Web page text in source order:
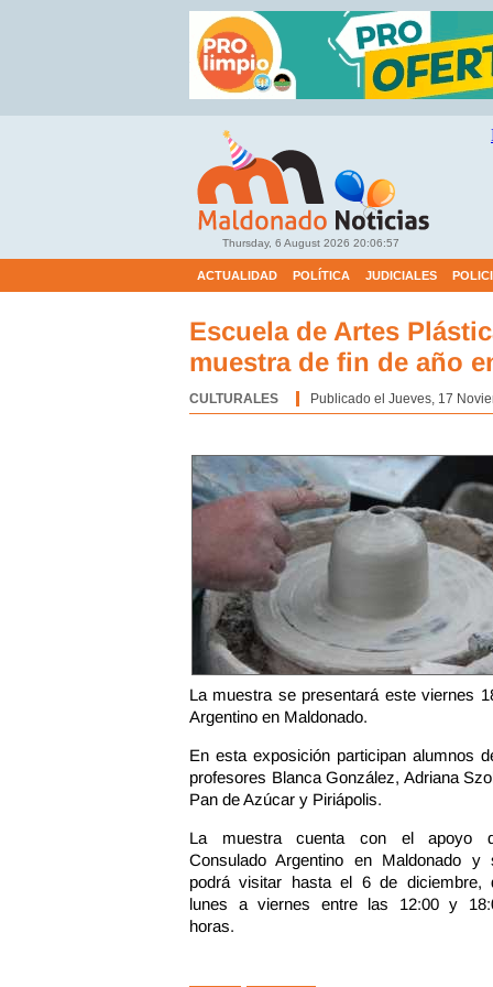
Thursday, 6 August 2026 20:06:58
ACTUALIDAD POLÍTICA JUDICIALES
Escuela de Artes
muestra de fin de año
CULTURALES Publicado el Jueves, 17
La muestra se presentará este viernes
Argentino en Maldonado.
En esta exposición participan alumnos
profesores Blanca González, Adriana
Pan de Azúcar y Piriápolis.
La muestra cuenta con el apoyo
Consulado Argentino en Maldonado y
podrá visitar hasta el 6 de diciembre,
lunes a viernes entre las 12:00 y
horas.